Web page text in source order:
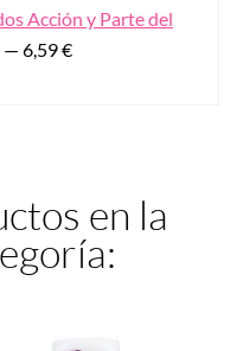
Acción y Parte del
— 6,59 €
en la